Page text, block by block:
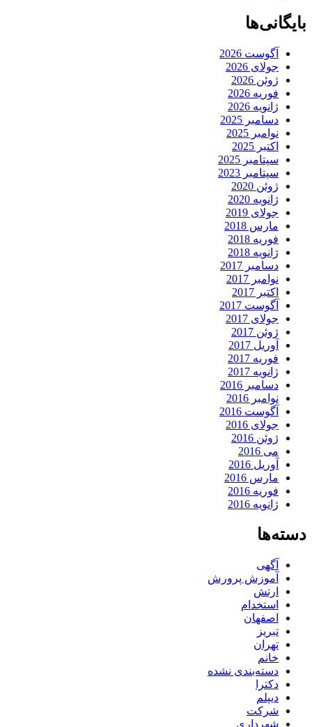
بایگانی‌ها
آگوست 2026
جولای 2026
ژوئن 2026
فوریه 2026
ژانویه 2026
دسامبر 2025
نوامبر 2025
اکتبر 2025
سپتامبر 2025
سپتامبر 2023
ژوئن 2020
ژانویه 2020
جولای 2019
مارس 2018
فوریه 2018
ژانویه 2018
دسامبر 2017
نوامبر 2017
اکتبر 2017
آگوست 2017
جولای 2017
ژوئن 2017
آوریل 2017
فوریه 2017
ژانویه 2017
دسامبر 2016
نوامبر 2016
آگوست 2016
جولای 2016
ژوئن 2016
می 2016
آوریل 2016
مارس 2016
فوریه 2016
ژانویه 2016
دسته‌ها
آگهی
آموزش پرورش
ارتش
استخدام
اصفهان
تبریز
تهران
خانم
دسته‌بندی نشده
دکترا
دیپلم
شرکت
شهرداری